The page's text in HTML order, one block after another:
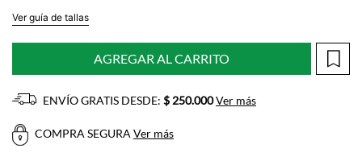
Ver guía de tallas
AGREGAR AL CARRITO
ENVÍO GRATIS DESDE: $ 250.000Ver más
COMPRA SEGURA Ver más